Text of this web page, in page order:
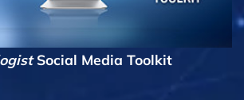
Social Media Toolkit